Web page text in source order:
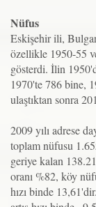
Nüfus
Eskişehir ili,
özellikle 1950-55
gösterdi. İlin
1970'te 786 bine,
ulaştıktan sonra
2009 yılı adrese
toplam nüfusu
geriye kalan
oranı %82, köy
hızı binde